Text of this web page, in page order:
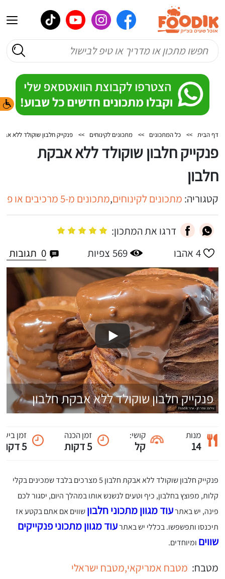
דף הבית >> כל המתכונים >> מתכונים לקינוחים >> פנקייק חלבון שוקולד ללא
פנקייק חלבון שוקולד ללא אבקת
חלבון
קטגוריה: מתכונים לקינוחים,מתכונים מ-5 מרכיבים או פחות
דרגו את המתכון:
4 אהבו 569 צפיות 0 תגובות
פנקייק חלבון שוקולד ללא אבקת חלבון
מנות
14
קושי:
קל
זמן הכנה
5 דקות
זמן
5 דקות
פנקייק חלבון שוקולד ללא אבקת חלבון 5 מצרכים בלבד שמכינים בקלי
קלות, מפוצץ בחלבון, כיף וטעים לנשנש אותו במהלך היום, יסגור לכם
פינה, יש באתרעוד מגוון מתכוני חלבוןשווים אם אתם בקטע אז
תיכנסו ותפשפשו. בכללי יש באתרעוד מגוון מתכוני פנקייקים
שווים ומיוחדים.
מטבח: מטבח אמריקאי,מטבח ישראלי